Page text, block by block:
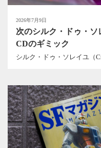
2026年7月9日
次のシルク・ドゥ・
CDのギミック
シルク・ドゥ・ソレイユ（